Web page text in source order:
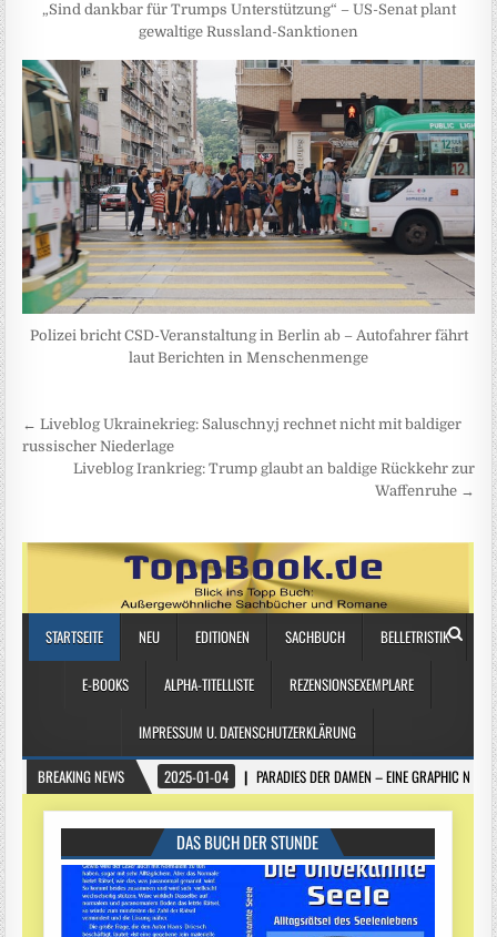
„Sind dankbar für Trumps Unterstützung“ – US-Senat plant
gewaltige Russland-Sanktionen
Polizei bricht CSD-Veranstaltung in Berlin ab – Autofahrer fährt
laut Berichten in Menschenmenge
Beitragsnavigation
← Liveblog Ukrainekrieg: Saluschnyj rechnet nicht mit baldiger
russischer Niederlage
Liveblog Irankrieg: Trump glaubt an baldige Rückkehr zur
Waffenruhe →